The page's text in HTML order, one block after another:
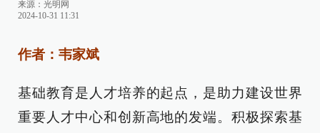
来源： 光明网
2024-10-31 11:31
作者：韦家斌
基础教育是人才培养的起点，是助力建设世界
重要人才中心和创新高地的发端。积极探索基